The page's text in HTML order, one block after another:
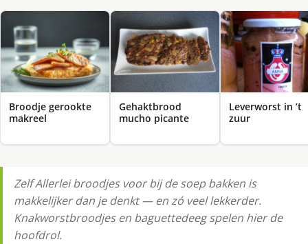
Broodje gerookte
makreel
Gehaktbrood
mucho picante
Leverworst in ’t
zuur
Zelf Allerlei broodjes voor bij de soep bakken is
makkelijker dan je denkt — en zó veel lekkerder.
Knakworstbroodjes en baguettedeeg spelen hier de
hoofdrol.